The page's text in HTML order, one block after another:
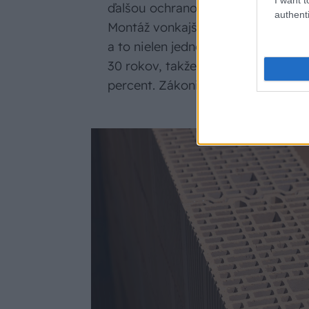
ďalšou ochranou obvodového
Montáž vonkajšieho
a to nielen jednorazovo. Životnosť
30 rokov, takže po niekoľkých
percent. Zákonite teda